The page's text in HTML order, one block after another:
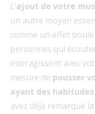
L’ajout de votre
un autre moyen
comme un effet
personnes qui
interagissent avec
mesure de pousser
ayant des
avez déjà remarqué